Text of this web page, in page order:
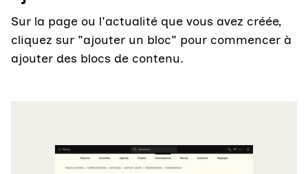
Sur la page ou l'actualité que vous avez créée,
cliquez sur "ajouter un bloc" pour commencer à
ajouter des blocs de contenu.